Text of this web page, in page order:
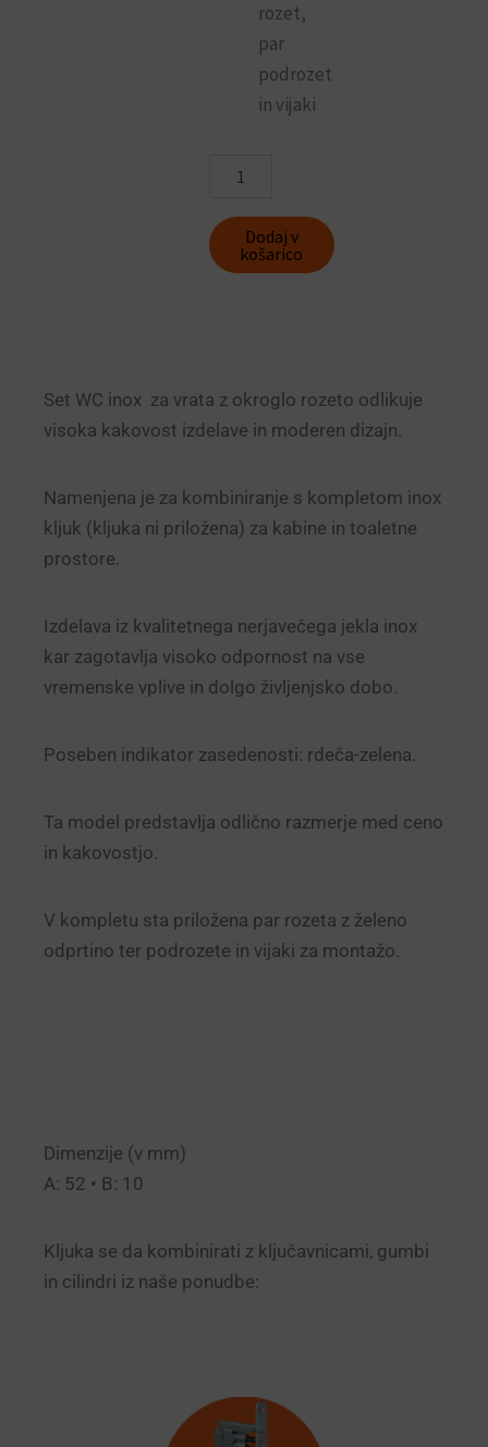
rozet,
par
podrozet
in vijaki
rozeta
za
WC
Dodaj v
košarico
Set WC inox za vrata z okroglo rozeto odlikuje
visoka kakovost izdelave in moderen dizajn.
Namenjena je za kombiniranje s kompletom inox
kljuk (kljuka ni priložena) za kabine in toaletne
prostore.
Izdelava iz kvalitetnega nerjavečega jekla inox
kar zagotavlja visoko odpornost na vse
vremenske vplive in dolgo življenjsko dobo.
Poseben indikator zasedenosti: rdeča-zelena.
Ta model predstavlja odlično razmerje med ceno
in kakovostjo.
V kompletu sta priložena par rozeta z želeno
odprtino ter podrozete in vijaki za montažo.
Dimenzije (v mm)
A: 52 • B: 10
Kljuka se da kombinirati z ključavnicami, gumbi
in cilindri iz naše ponudbe: